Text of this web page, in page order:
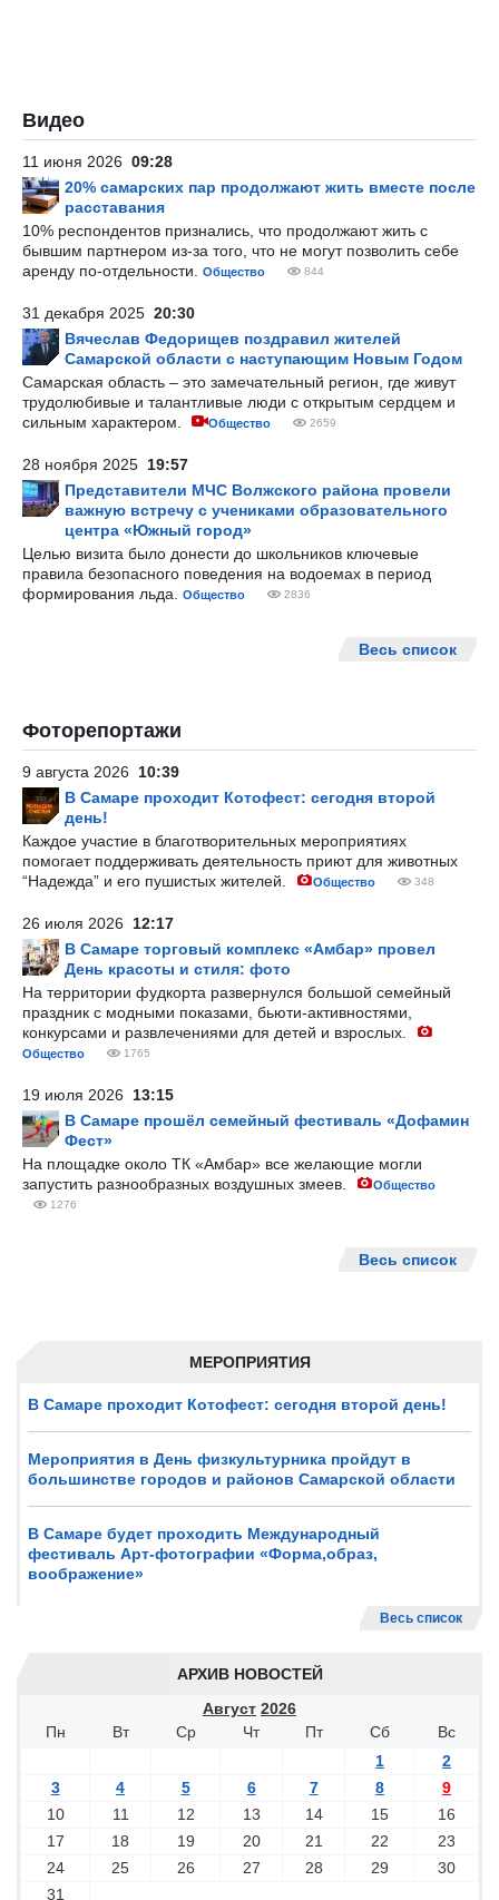
МЕРОПРИЯТИЯ
В Самаре проходит Котофест: сегодня второй день!
Мероприятия в День физкультурника пройдут в
большинстве городов и районов Самарской области
В Самаре будет проходить Международный
фестиваль Арт-фотографии «Форма,образ,
воображение»
Весь список
АРХИВ НОВОСТЕЙ
Август 2026
Пн
Вт Ср Чт Пт Сб
Вс
1
2
3
4 5 6 7 8
9
10
11 12 13 14 15
16
17
18 19 20 21 22
23
24
25 26 27 28 29
30
31
Видео
11 июня 2026 09:28
20% самарских пар продолжают жить вместе после
расставания
10% респондентов признались, что продолжают жить с
бывшим партнером из-за того, что не могут позволить себе
аренду по-отдельности.
Общество 844
31 декабря 2025 20:30
Вячеслав Федорищев поздравил жителей
Самарской области с наступающим Новым Годом
Самарская область – это замечательный регион, где живут
трудолюбивые и талантливые люди с открытым сердцем и
сильным характером.
Общество 2659
28 ноября 2025 19:57
Представители МЧС Волжского района провели
важную встречу с учениками образовательного
центра «Южный город»
Целью визита было донести до школьников ключевые
правила безопасного поведения на водоемах в период
формирования льда.
Общество 2836
Весь список
Фоторепортажи
9 августа 2026 10:39
В Самаре проходит Котофест: сегодня второй
день!
Каждое участие в благотворительных мероприятиях
помогает поддерживать деятельность приют для животных
“Надежда” и его пушистых жителей.
Общество 348
26 июля 2026 12:17
В Самаре торговый комплекс «Амбар» провел
День красоты и стиля: фото
На территории фудкорта развернулся большой семейный
праздник с модными показами, бьюти-активностями,
конкурсами и развлечениями для детей и взрослых.
Общество 1765
19 июля 2026 13:15
В Самаре прошёл семейный фестиваль «Дофамин
Фест»
На площадке около ТК «Амбар» все желающие могли
запустить разнообразных воздушных змеев.
Общество
1276
Весь список